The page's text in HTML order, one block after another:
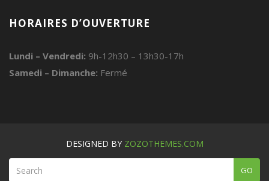
HORAIRES D’OUVERTURE
Lundi – Vendredi: 9h-12h30 – 13h30-17h
Samedi – Dimanche: Fermé
DESIGNED BY ZOZOTHEMES.COM
GO